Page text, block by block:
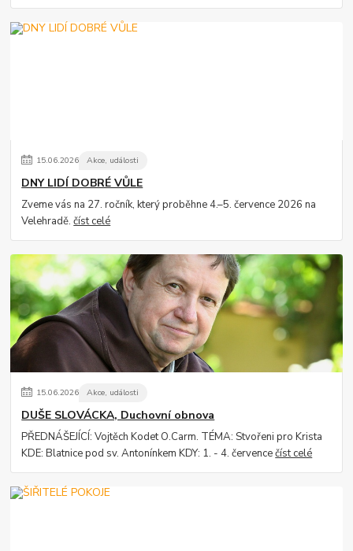
15.06.2026 Akce, události
DNY LIDÍ DOBRÉ VŮLE
Zveme vás na 27. ročník, který proběhne 4.–5. července 2026 na
Velehradě.číst celé
15.06.2026 Akce, události
DUŠE SLOVÁCKA, Duchovní obnova
PŘEDNÁŠEJÍCÍ: Vojtěch Kodet O.Carm. TÉMA: Stvořeni pro Krista
KDE: Blatnice pod sv. Antonínkem KDY: 1. - 4. červencečíst celé